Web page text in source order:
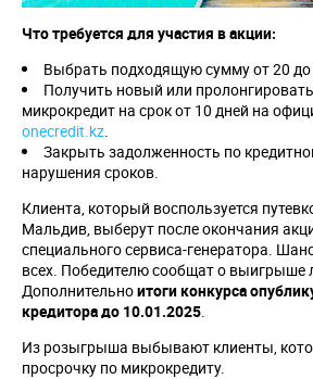
Что требуется для участия в акции:
Выбрать подходящую сумму от 20 до
Получить новый или
микрокредит на срок от 10 дней на
onecredit.kz
Закрыть задолженность по
нарушения сроков.
Клиента, который воспользуется
Мальдив, выберут после окончания
специального сервиса-генератора.
всех. Победителю сообщат о выигрыше
Дополнительноитоги конкурса
кредитора до 10.01.2025
Из розыгрыша выбывают клиенты,
просрочку по микрокредиту.